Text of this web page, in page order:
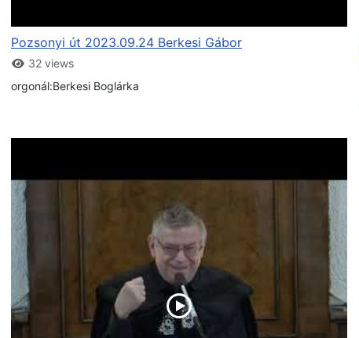
Pozsonyi út 2023.09.24 Berkesi Gábor
32 views
orgonál:Berkesi Boglárka